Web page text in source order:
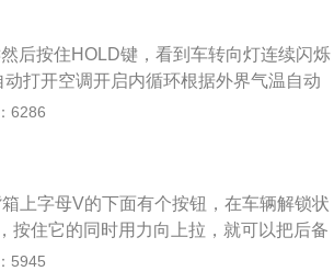
分别为：4941mm、2018mm、1782m
，后轮距为1728mm。油箱容积为85L，
后按住HOLD键，看到车转向灯连续闪烁
打开空调开启内循环根据外界气温自动
下是相关资料：1.远程启动就是通过遥控
些限制，最重要一点就是只有自动变速
会配有TCU控制单元，这个装置会将挡位
当行车电脑确认挡位位于P驻车位置时才
意外开动，后期加装的则无此保护功能。
6286
上字母V的下面有个按钮，在车辆解锁状
按住它的同时用力向上拉，就可以把后备
款紧凑型suv，这款车的长宽高分别是46
5945